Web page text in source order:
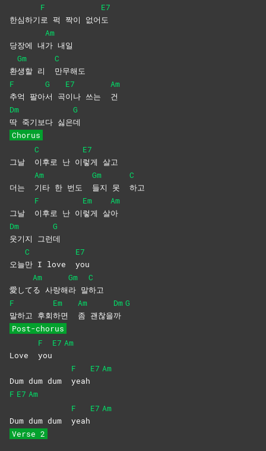
한심하기
F
로 퍽 짝이 없어
E7
도
당장에 내
Am
가 내일
환
Gm
생할 리
C
만무해도
F
추억 팔아
G
서 곡
E7
이나 쓰는
Am
건
Dm
딱 죽기보다 싫은
G
데
Chorus
그날
C
이후로 난 이
E7
렇게 살고
더는
Am
기타 한 번도
Gm
들지 못
C
하고
그날
F
이후로 난 이
Em
렇게 살
Am
아
Dm
웃기지 그런
G
데
오늘
C
만 I love
E7
you
愛して
Am
る 사랑해
Gm
라 말
C
하고
F
말하고 후회
Em
하면
Am
좀 괜찮을
Dm
까
G
Post-chorus
Love
F
you
E7 Am
Dum dum dum
F
yeah
E7 Am
F E7 Am
Dum dum dum
F
yeah
E7 Am
Verse 2